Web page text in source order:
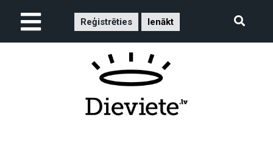
Reģistrēties Ienākt